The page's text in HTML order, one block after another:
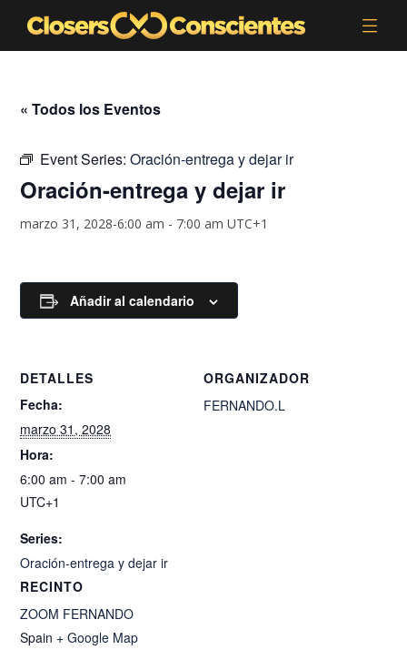
« Todos los Eventos
Event Series:Oración-entrega y dejar ir
Oración-entrega y dejar ir
marzo 31, 2028-6:00 am - 7:00 am UTC+1
Añadir al calendario
DETALLES
Fecha:
marzo 31, 2028
Hora:
6:00 am - 7:00 am
UTC+1
Series:
Oración-entrega y dejar ir
RECINTO
ZOOM FERNANDO
Spain + Google Map
ORGANIZADOR
FERNANDO.L